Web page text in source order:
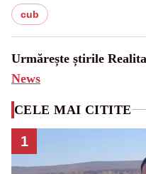
cub
Urmărește știrile
News
CELE MAI CITITE
1